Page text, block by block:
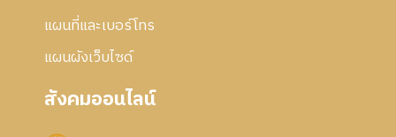
แผนที่และเบอร์โทร
แผนผังเว็บไซด์
สังคมออนไลน์